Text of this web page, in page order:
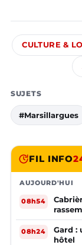
CULTURE &
SUJETS
#Marsillargues
FIL INFO
AUJOURD'HUI
08h54
08h24
Gard :
hôtel